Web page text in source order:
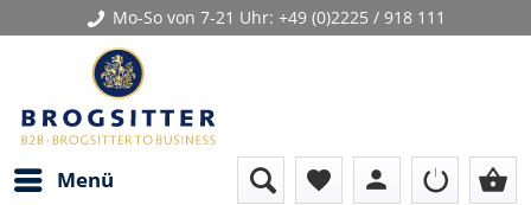
Mo-So von 7-21 Uhr: +49 (0)2225 / 918 111
Menü favorite person shopping_basket